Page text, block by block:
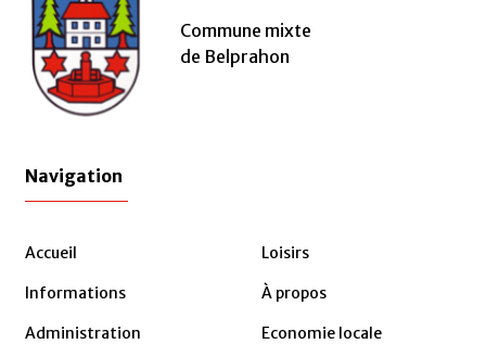
Commune mixte
de Belprahon
Navigation
Accueil
Informations
Administration
Loisirs
À propos
Economie locale